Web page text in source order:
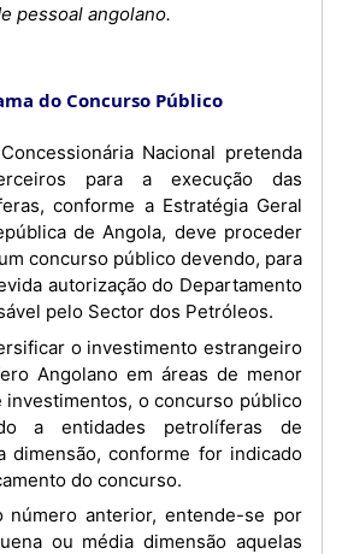
pessoal angolano.
do Concurso Público
para a execução das
conforme a Estratégia Geral
de Angola, deve proceder
concurso público devendo, para
autorização do Departamento
pelo Sector dos Petróleos.
Angolano em áreas de menor
o concurso público
a entidades petrolíferas de
dimensão, conforme for indicado
do concurso.
ou média dimensão aquelas